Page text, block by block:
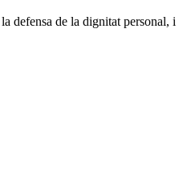
defensa de la dignitat personal, i